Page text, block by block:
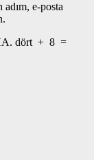
e-posta
dört + 8 =